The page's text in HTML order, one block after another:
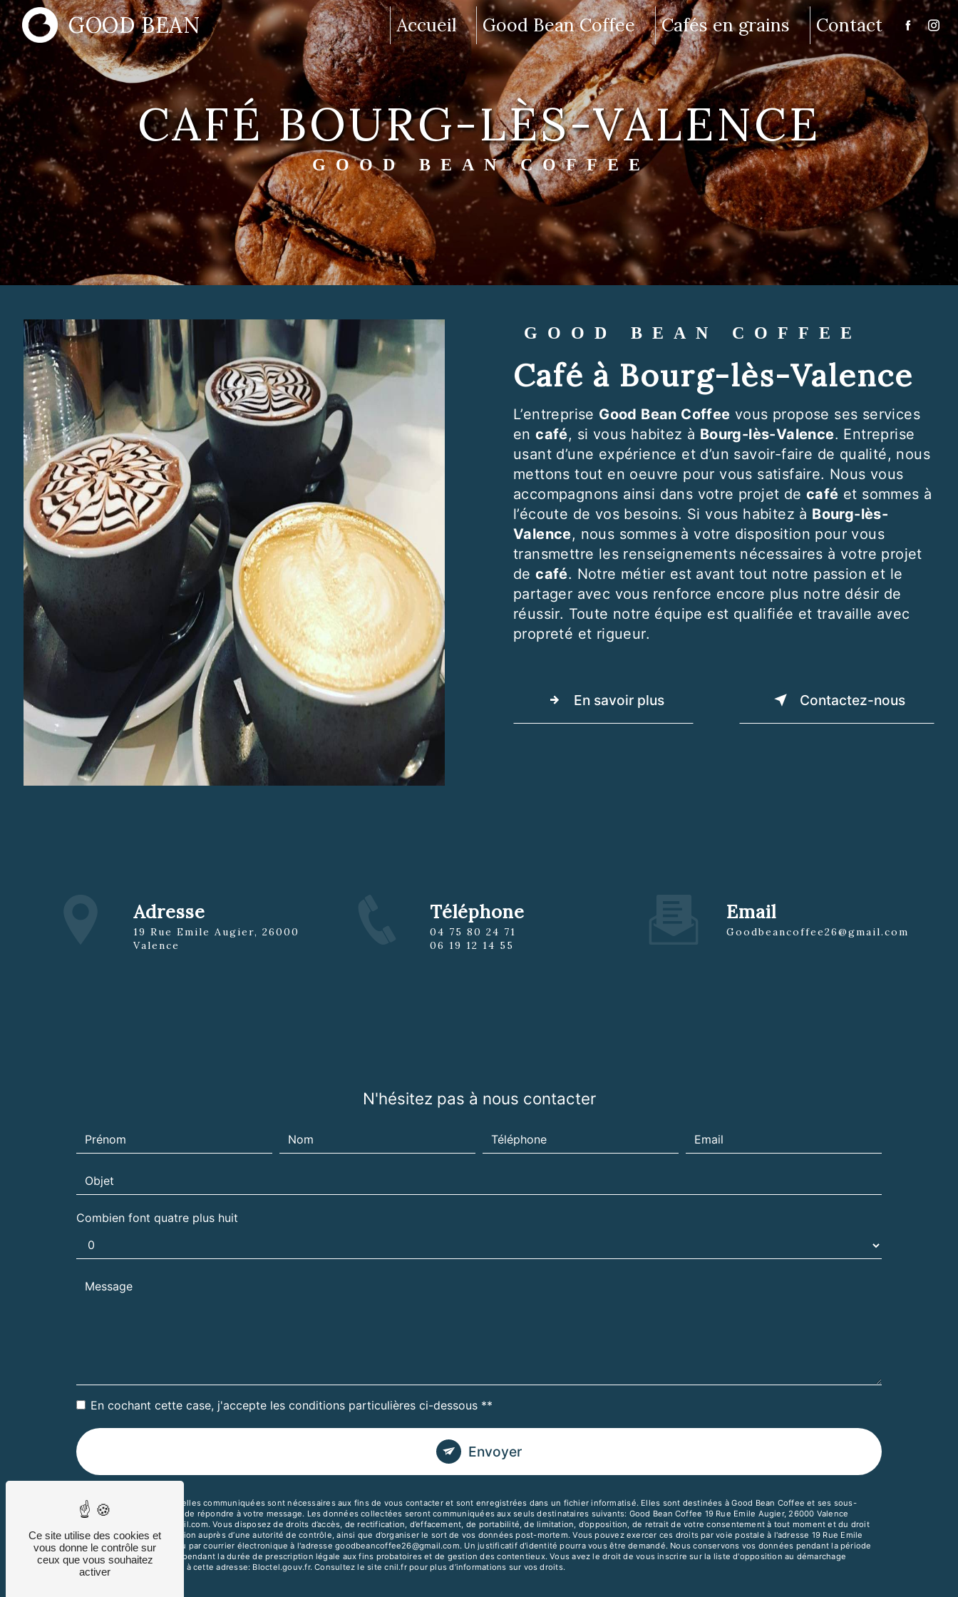
GOOD BEAN Accueil Good Bean Coffee Cafés en grains Contact
CAFÉ BOURG-LÈS-VALENCE
GOOD BEAN COFFEE
GOOD BEAN COFFEE
café à Bourg-lès-Valence
L’entreprise Good Bean Coffee vous propose ses services
encafé, si vous habitez à Bourg-lès-Valence. Entreprise
usant d’une expérience et d’un savoir-faire de qualité, nous
mettons tout en oeuvre pour vous satisfaire. Nous vous
accompagnons ainsi dans votre projet de café et sommes à
l’écoute de vos besoins. Si vous habitez à Bourg-lès-
Valence, nous sommes à votre disposition pour vous
transmettre les renseignements nécessaires à votre projet
decafé. Notre métier est avant tout notre passion et le
partager avec vous renforce encore plus notre désir de
réussir. Toute notre équipe est qualifiée et travaille avec
propreté et rigueur.
En savoir plus Contactez-nous
Adresse
19 Rue Emile Augier, 26000
Valence
Téléphone
04 75 80 24 71
06 19 12 14 55
Email
goodbeancoffee26@gmail.com
N'hésitez pas à nous contacter
Combien font quatre plus huit
En cochant cette case, j'accepte les conditions particulières ci-dessous **
Envoyer
** Les données personnelles communiquées sont nécessaires aux fins de vous contacter et sont enregistrées dans un fichier informatisé. Elles sont destinées à Good Bean Coffee et ses sous-
traitants dans le seul but de répondre à votre message. Les données collectées seront communiquées aux seuls destinataires suivants: Good Bean Coffee 19 Rue Emile Augier, 26000 Valence
goodbeancoffee26@gmail.com. Vous disposez de droits d’accès, de rectification, d’effacement, de portabilité, de limitation, d’opposition, de retrait de votre consentement à tout moment et du droit
d’introduire une réclamation auprès d’une autorité de contrôle, ainsi que d’organiser le sort de vos données post-mortem. Vous pouvez exercer ces droits par voie postale à l'adresse 19 Rue Emile
Augier, 26000 Valence ou par courrier électronique à l'adresse goodbeancoffee26@gmail.com. Un justificatif d'identité pourra vous être demandé. Nous conservons vos données pendant la période
de prise de contact puis pendant la durée de prescription légale aux fins probatoires et de gestion des contentieux. Vous avez le droit de vous inscrire sur la liste d'opposition au démarchage
téléphonique, disponible à cette adresse:
Bloctel.gouv.fr. Consultez le site cnil.fr pour plus d’informations sur vos droits.
Panneau de gestion des cookies
Ce site utilise des cookies et
vous donne le contrôle sur
ceux que vous souhaitez
activer